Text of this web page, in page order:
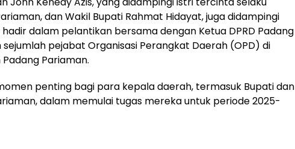
dan Wakil Bupati Rahmat Hidayat, juga didampingi
hadir dalam pelantikan bersama dengan Ketua DPRD Padang
pejabat Organisasi Perangkat Daerah (OPD) di
Pariaman.
penting bagi para kepala daerah, termasuk Bupati dan
dalam memulai tugas mereka untuk periode 2025-